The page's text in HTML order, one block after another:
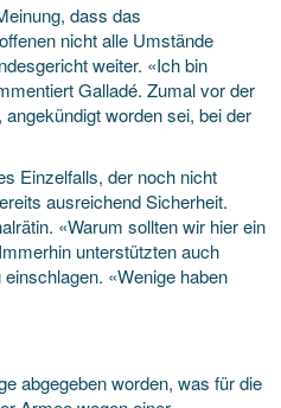
dass das
nicht alle Umstände
weiter. «Ich bin
Galladé. Zumal vor der
worden sei, bei der
Einzelfalls, der noch nicht
ausreichend Sicherheit.
«Warum sollten wir hier ein
unterstützten auch
«Wenige haben
abgegeben worden, was für die